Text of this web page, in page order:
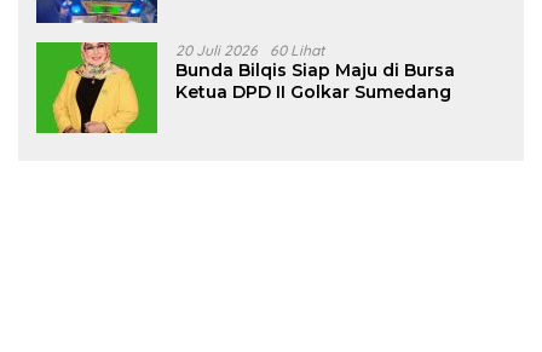
20 Juli 2026 60 Lihat
Bunda Bilqis Siap Maju di Bursa
Ketua DPD II Golkar Sumedang